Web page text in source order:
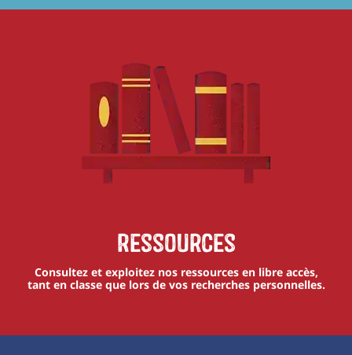
Ressources
Consultez et exploitez nos ressources en libre accès,
tant en classe que lors de vos recherches personnelles.